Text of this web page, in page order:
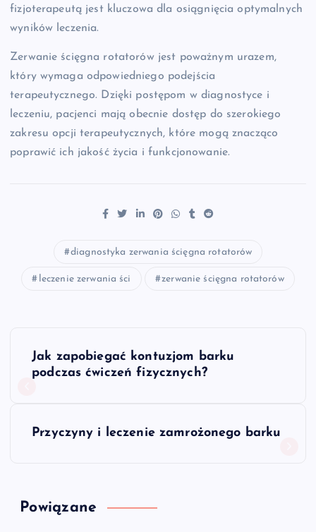
fizjoterapeutą jest kluczowa dla osiągnięcia optymalnych
wyników leczenia.
Zerwanie ścięgna rotatorów jest poważnym urazem,
który wymaga odpowiedniego podejścia
terapeutycznego. Dzięki postępom w diagnostyce i
leczeniu, pacjenci mają obecnie dostęp do szerokiego
zakresu opcji terapeutycznych, które mogą znacząco
poprawić ich jakość życia i funkcjonowanie.
diagnostyka zerwania ścięgna rotatorów
leczenie zerwania ści zerwanie ścięgna rotatorów
N
a
Jak zapobiegać kontuzjom barku
podczas ćwiczeń fizycznych?
Przyczyny i leczenie zamrożonego barku
Powiązane